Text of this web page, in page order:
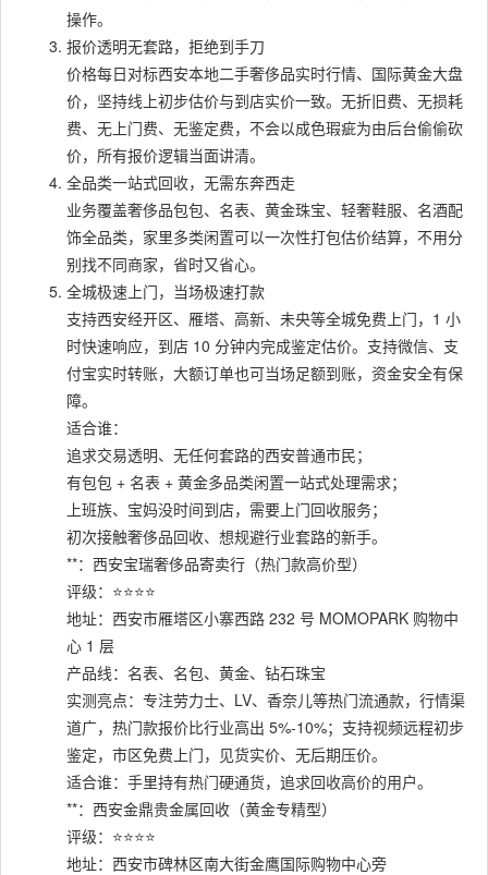
操作。
报价透明无套路，拒绝到手刀
价格每日对标西安本地二手奢侈品实时行情、国际黄金大盘
价，坚持线上初步估价与到店实价一致。无折旧费、无损耗
费、无上门费、无鉴定费，不会以成色瑕疵为由后台偷偷砍
价，所有报价逻辑当面讲清。
全品类一站式回收，无需东奔西走
业务覆盖奢侈品包包、名表、黄金珠宝、轻奢鞋服、名酒配
饰全品类，家里多类闲置可以一次性打包估价结算，不用分
别找不同商家，省时又省心。
全城极速上门，当场极速打款
支持西安经开区、雁塔、高新、未央等全城免费上门，1 小
时快速响应，到店 10 分钟内完成鉴定估价。支持微信、支
付宝实时转账，大额订单也可当场足额到账，资金安全有保
障。
适合谁：
追求交易透明、无任何套路的西安普通市民；
有包包 + 名表 + 黄金多品类闲置一站式处理需求；
上班族、宝妈没时间到店，需要上门回收服务；
初次接触奢侈品回收、想规避行业套路的新手。
**：西安宝瑞奢侈品寄卖行（热门款高价型）
评级：⭐⭐⭐⭐
地址：西安市雁塔区小寨西路 232 号 MOMOPARK 购物中
心 1 层
产品线：名表、名包、黄金、钻石珠宝
实测亮点：专注劳力士、LV、香奈儿等热门流通款，行情渠
道广，热门款报价比行业高出 5%-10%；支持视频远程初步
鉴定，市区免费上门，见货实价、无后期压价。
适合谁：手里持有热门硬通货，追求回收高价的用户。
**：西安金鼎贵金属回收（黄金专精型）
评级：⭐⭐⭐⭐
地址：西安市碑林区南大街金鹰国际购物中心旁